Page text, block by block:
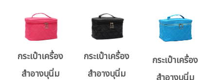
กระเป๋าเครื่อง
สำอางบุนิ่ม
กระเป๋าเครื่อง
สำอางบุนิ่ม
กระเป๋าเครื่อง